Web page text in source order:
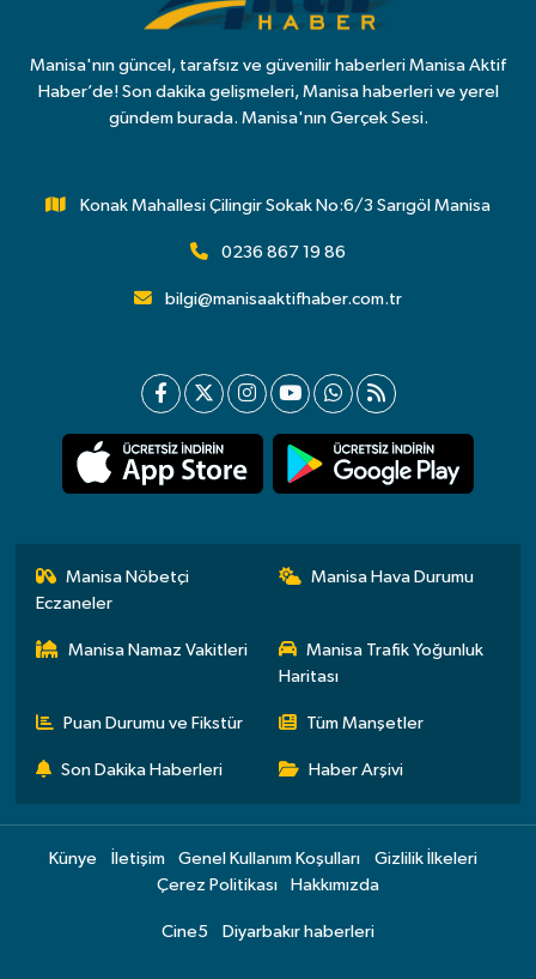
Manisa'nın güncel, tarafsız ve güvenilir haberleri Manisa Aktif
Haber’de! Son dakika gelişmeleri, Manisa haberleri ve yerel
gündem burada. Manisa'nın Gerçek Sesi.
Konak Mahallesi Çilingir Sokak No:6/3 Sarıgöl Manisa
0236 867 19 86
bilgi@manisaaktifhaber.com.tr
Manisa Nöbetçi
Eczaneler
Manisa Hava Durumu
Manisa Namaz Vakitleri
Manisa Trafik Yoğunluk
Haritası
Puan Durumu ve Fikstür Tüm Manşetler
Son Dakika Haberleri Haber Arşivi
Künye İletişim Genel Kullanım Koşulları
Gizlilik İlkeleri
Çerez Politikası
Hakkımızda
Cine5 Diyarbakır haberleri